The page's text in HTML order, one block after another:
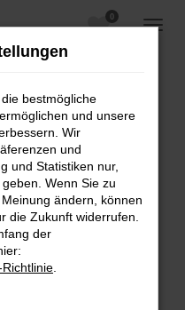
0
helfen können:
und deine
zum Beispiel deine
bestmögliche
und unsere
Wir
und
und Statistiken nur,
Wenn Sie zu
ändern, können
die Zukunft widerrufen.
der